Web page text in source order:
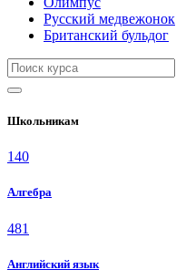
Русский медвежонок
Британский бульдог
Школьникам
140
Алгебра
481
Английский язык